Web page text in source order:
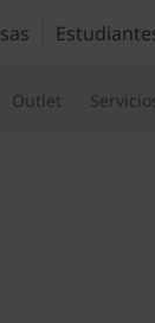
Outlet